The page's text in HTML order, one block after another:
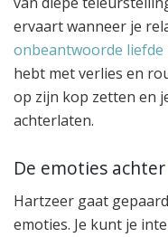
ervaart wanneer je
onbeantwoorde liefde
hebt met verlies en
op zijn kop zetten en
achterlaten.
De emoties
Hartzeer gaat
emoties. Je kunt je